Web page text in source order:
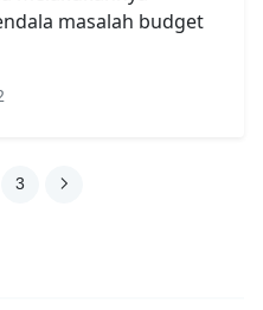
masalah budget
3